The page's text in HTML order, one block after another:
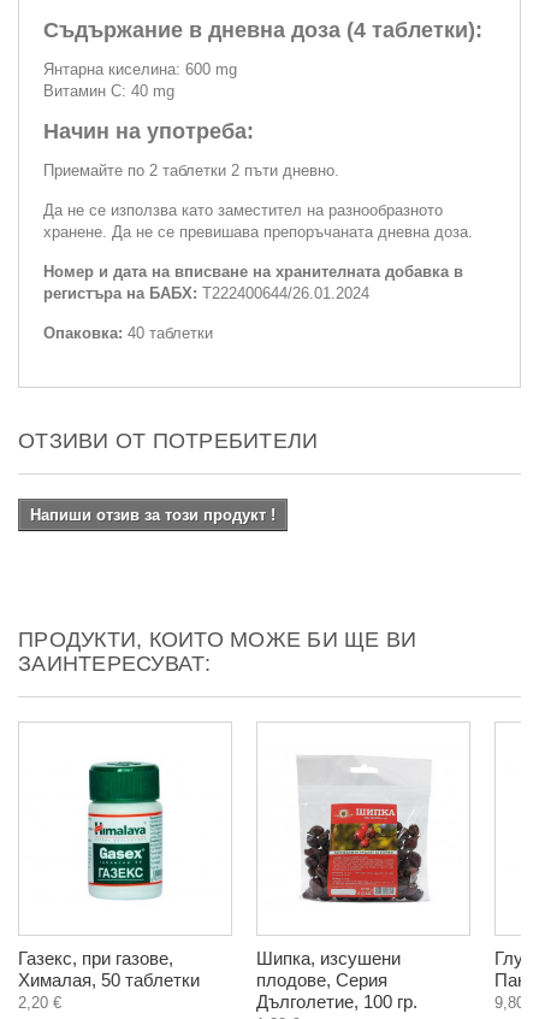
Съдържание в дневна доза (4 таблетки):
Янтарна киселина: 600 mg
Витамин С: 40 mg
Начин на употреба:
Приемайте по 2 таблетки 2 пъти дневно.
Да не се използва като заместител на разнообразното
хранене. Да не се превишава препоръчаната дневна доза.
Номер и дата на вписване на хранителната добавка в
регистъра на БАБХ: Т222400644/26.01.2024
Опаковка: 40 таблетки
ОТЗИВИ ОТ ПОТРЕБИТЕЛИ
Напиши отзив за този продукт !
ПРОДУКТИ, КОИТО МОЖЕ БИ ЩЕ ВИ
ЗАИНТЕРЕСУВАТ:
Газекс, при газове,
Хималая, 50 таблетки
2,20 €
Шипка, изсушени
плодове, Серия
Дълголетие, 100 гр.
9,80 €